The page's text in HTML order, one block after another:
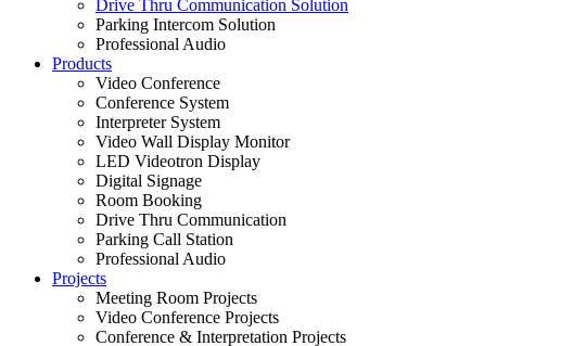
Drive Thru Communication Solution
Parking Intercom Solution
Professional Audio
Products
Video Conference
Conference System
Interpreter System
Video Wall Display Monitor
LED Videotron Display
Digital Signage
Room Booking
Drive Thru Communication
Parking Call Station
Professional Audio
Projects
Meeting Room Projects
Video Conference Projects
Conference & Interpretation Projects